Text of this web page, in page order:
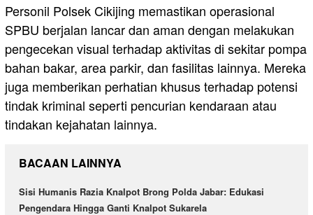
Personil Polsek Cikijing memastikan operasional
SPBU berjalan lancar dan aman dengan melakukan
pengecekan visual terhadap aktivitas di sekitar pompa
bahan bakar, area parkir, dan fasilitas lainnya. Mereka
juga memberikan perhatian khusus terhadap potensi
tindak kriminal seperti pencurian kendaraan atau
tindakan kejahatan lainnya.
BACAAN LAINNYA
Sisi Humanis Razia Knalpot Brong Polda Jabar: Edukasi
Pengendara Hingga Ganti Knalpot Sukarela